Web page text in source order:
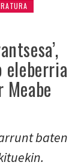
eleberria
baten